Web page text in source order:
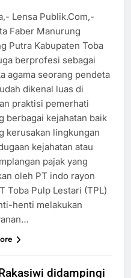
Lensa Publik.Com,-
Faber Manurung
Putra Kabupaten Toba
berprofesi sebagai
agama seorang pendeta
dikenal luas di
praktisi pemerhati
berbagai kejahatan baik
kerusakan lingkungan
kejahatan atau
pajak yang
oleh PT indo rayon
Toba Pulp Lestari (TPL)
henti melakukan
didampingi